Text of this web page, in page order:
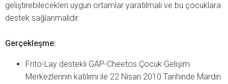
geliştirebilecekleri uygun ortamlar yaratılmalı ve bu çocuklara
destek sağlanmalıdır.
Gerçekleşme:
Frito-Lay destekli GAP-Cheetos Çocuk Gelişim
Merkezlerinin katılımı ile 22 Nisan 2010 Tarihinde Mardin